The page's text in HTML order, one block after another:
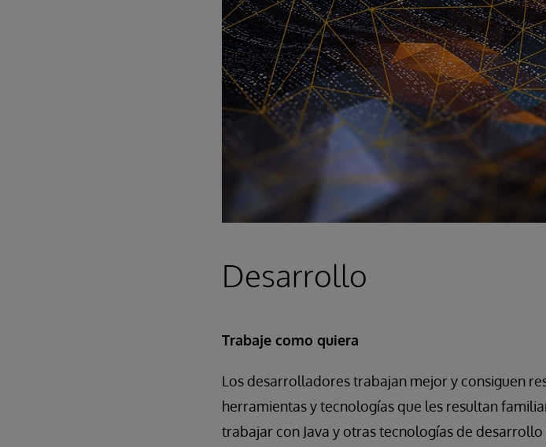
Desarrollo
Trabaje como quiera
Los desarrolladores trabajan mejor y consiguen
herramientas y tecnologías que les resultan
trabajar con Java y otras tecnologías de